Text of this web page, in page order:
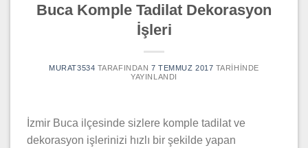
Buca Komple Tadilat Dekorasyon
İşleri
MURAT3534 TARAFINDAN 7 TEMMUZ 2017 TARIHINDE
YAYINLANDI
İzmir Buca ilçesinde sizlere komple tadilat ve
dekorasyon işlerinizi hızlı bir şekilde yapan